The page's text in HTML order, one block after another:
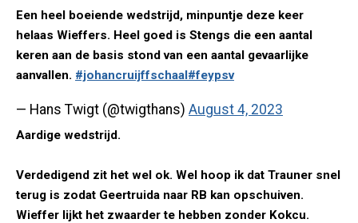
Een heel boeiende wedstrijd, minpuntje deze keer
helaas Wieffers. Heel goed is Stengs die een aantal
keren aan de basis stond van een aantal gevaarlijke
aanvallen. #johancruijffschaal#feypsv
— Hans Twigt (@twigthans) August 4, 2023
Aardige wedstrijd.
Verdedigend zit het wel ok. Wel hoop ik dat Trauner snel
terug is zodat Geertruida naar RB kan opschuiven.
Wieffer lijkt het zwaarder te hebben zonder Kokcu.